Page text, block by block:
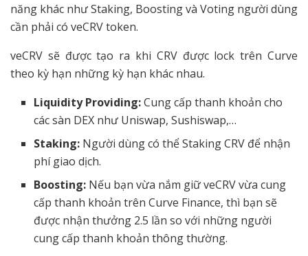
năng khác như Staking, Boosting và Voting người dùng
cần phải có veCRV token.
veCRV sẽ được tạo ra khi CRV được lock trên Curve
theo kỳ hạn những kỳ hạn khác nhau.
Liquidity Providing:Cung cấp thanh khoản cho
các sàn DEX như Uniswap, Sushiswap,…
Staking: Người dùng có thể Staking CRV để nhận
phí giao dịch.
Boosting: Nếu bạn vừa nắm giữ veCRV vừa cung
cấp thanh khoản trên Curve Finance, thì bạn sẽ
được nhận thưởng 2.5 lần so với những người
cung cấp thanh khoản thông thường.